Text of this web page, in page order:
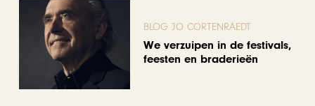
BLOG JO CORTENRAEDT
We verzuipen in de festivals,
feesten en braderieën